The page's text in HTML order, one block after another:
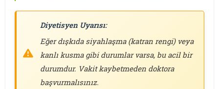
Diyetisyen Uyarısı:
Eğer dışkıda siyahlaşma (katran rengi) veya
kanlı kusma gibi durumlar varsa, bu acil bir
durumdur. Vakit kaybetmeden doktora
başvurmalısınız.